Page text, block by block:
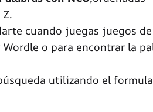
cuando juegas juegos
o para encontrar la
utilizando el